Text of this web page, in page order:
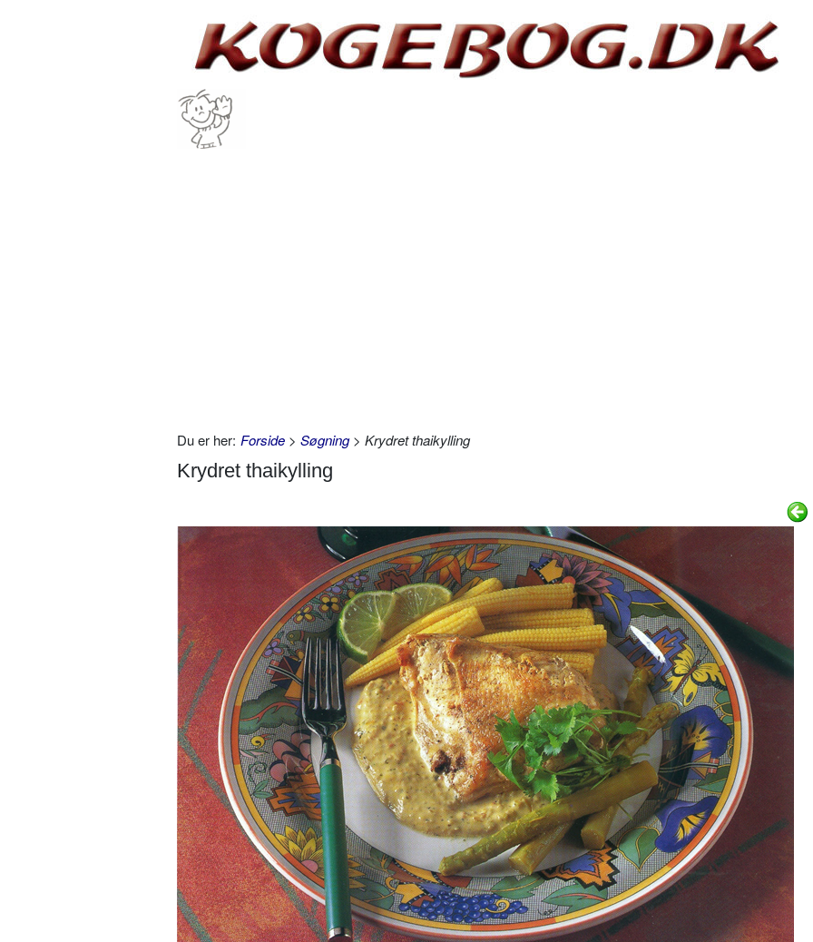
Du er her: Forside > Søgning> Krydret thaikylling
Krydret thaikylling